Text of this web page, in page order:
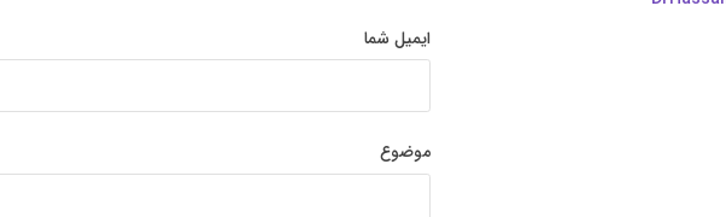
ایمیل شما
موضوع